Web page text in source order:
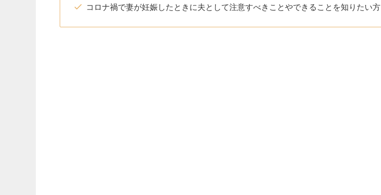
コロナ禍で妻が妊娠したときに夫として注意すべきことやできることを知りたい方